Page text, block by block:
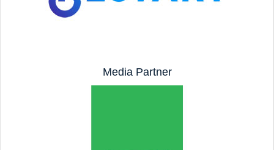
Media Partner